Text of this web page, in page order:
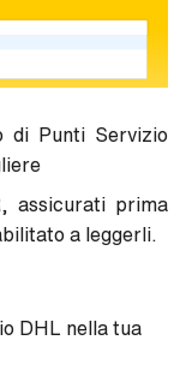
di Punti Servizio
assicurati prima
a leggerli.
DHL nella tua